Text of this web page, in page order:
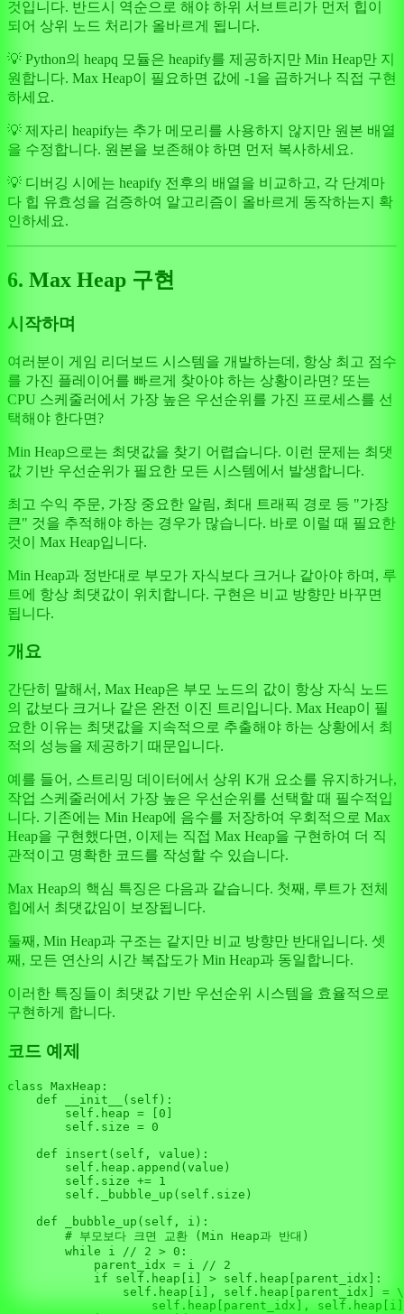
것입니다. 반드시 역순으로 해야 하위 서브트리가 먼저 힙이
되어 상위 노드 처리가 올바르게 됩니다.
💡 Python의 heapq 모듈은 heapify를 제공하지만 Min Heap만 지
원합니다. Max Heap이 필요하면 값에 -1을 곱하거나 직접 구현
하세요.
💡 제자리 heapify는 추가 메모리를 사용하지 않지만 원본 배열
을 수정합니다. 원본을 보존해야 하면 먼저 복사하세요.
💡 디버깅 시에는 heapify 전후의 배열을 비교하고, 각 단계마
다 힙 유효성을 검증하여 알고리즘이 올바르게 동작하는지 확
인하세요.
6. Max Heap 구현
시작하며
여러분이 게임 리더보드 시스템을 개발하는데, 항상 최고 점수
를 가진 플레이어를 빠르게 찾아야 하는 상황이라면? 또는
CPU 스케줄러에서 가장 높은 우선순위를 가진 프로세스를 선
택해야 한다면?
Min Heap으로는 최댓값을 찾기 어렵습니다. 이런 문제는 최댓
값 기반 우선순위가 필요한 모든 시스템에서 발생합니다.
최고 수익 주문, 가장 중요한 알림, 최대 트래픽 경로 등 "가장
큰" 것을 추적해야 하는 경우가 많습니다. 바로 이럴 때 필요한
것이 Max Heap입니다.
Min Heap과 정반대로 부모가 자식보다 크거나 같아야 하며, 루
트에 항상 최댓값이 위치합니다. 구현은 비교 방향만 바꾸면
됩니다.
개요
간단히 말해서, Max Heap은 부모 노드의 값이 항상 자식 노드
의 값보다 크거나 같은 완전 이진 트리입니다. Max Heap이 필
요한 이유는 최댓값을 지속적으로 추출해야 하는 상황에서 최
적의 성능을 제공하기 때문입니다.
예를 들어, 스트리밍 데이터에서 상위 K개 요소를 유지하거나,
작업 스케줄러에서 가장 높은 우선순위를 선택할 때 필수적입
니다. 기존에는 Min Heap에 음수를 저장하여 우회적으로 Max
Heap을 구현했다면, 이제는 직접 Max Heap을 구현하여 더 직
관적이고 명확한 코드를 작성할 수 있습니다.
Max Heap의 핵심 특징은 다음과 같습니다. 첫째, 루트가 전체
힙에서 최댓값임이 보장됩니다.
둘째, Min Heap과 구조는 같지만 비교 방향만 반대입니다. 셋
째, 모든 연산의 시간 복잡도가 Min Heap과 동일합니다.
이러한 특징들이 최댓값 기반 우선순위 시스템을 효율적으로
구현하게 합니다.
코드 예제
class MaxHeap :
def
__init__ ( self ):
self .heap = [ 0
self .size = 0
def
insert ( self, value ):
self .heap.append(value)
self .size += 1
self ._bubble_up( self .size)
def
_bubble_up ( self, i ):
# 부모보다 크면 교환 (Min Heap과 반대)
while i // 2 > 0 :
            parent_idx = i //
2
if
self .heap[i] > self .heap[parent_idx]:
self .heap[i], self .heap[parent_idx] = \
self .heap[parent_idx], self .heap[i]